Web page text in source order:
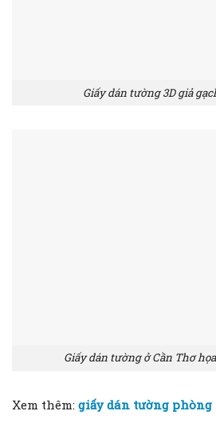
Giấy dán tường 3D giả
Giấy dán tường ở Cần Thơ
Xem thêm: giấy dán tường